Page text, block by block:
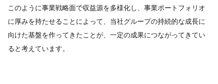
このように事業戦略面で収益源を多様化し、事業ポートフォリオ
に厚みを持たせることによって、当社グループの持続的な成長に
向けた基盤を作ってきたことが、一定の成果につながってきてい
ると考えています。